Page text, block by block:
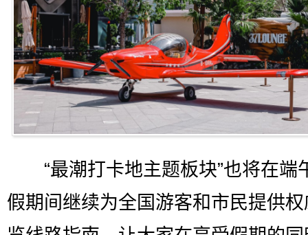
“最潮打卡地主题板块”也将在端
假期间继续为全国游客和市民提供